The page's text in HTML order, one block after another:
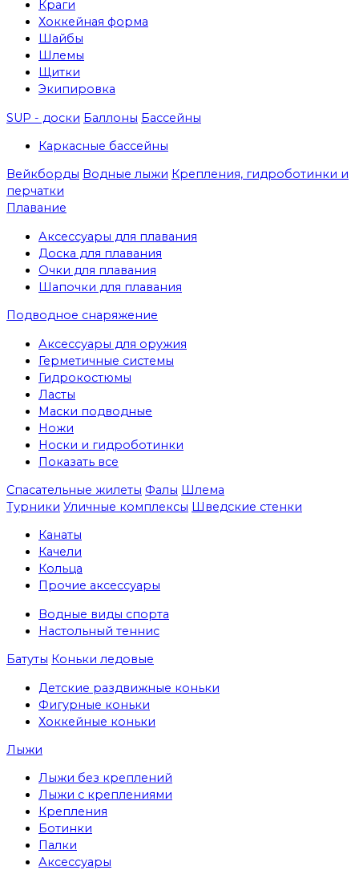
Краги
Хоккейная форма
Шайбы
Шлемы
Щитки
Экипировка
SUP - доски Баллоны Бассейны
Каркасные бассейны
Вейкборды Водные лыжи Крепления, гидроботинки и
перчатки
Плавание
Аксессуары для плавания
Доска для плавания
Очки для плавания
Шапочки для плавания
Подводное снаряжение
Аксессуары для оружия
Герметичные системы
Гидрокостюмы
Ласты
Маски подводные
Ножи
Носки и гидроботинки
Показать все
Спасательные жилеты Фалы Шлема
Турники Уличные комплексы Шведские стенки
Канаты
Качели
Кольца
Прочие аксессуары
Водные виды спорта
Настольный теннис
Батуты Коньки ледовые
Детские раздвижные коньки
Фигурные коньки
Хоккейные коньки
Лыжи
Лыжи без креплений
Лыжи с креплениями
Крепления
Ботинки
Палки
Аксессуары